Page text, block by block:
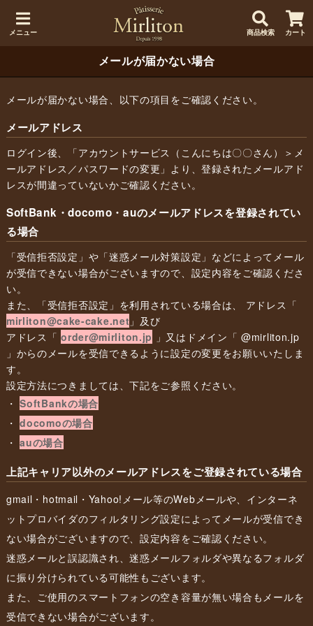
メニュー 商品検索 カート
メールが届かない場合
メールが届かない場合、以下の項目をご確認ください。
メールアドレス
ログイン後、「アカウントサービス（こんにちは〇〇さん）＞メ
ールアドレス／パスワードの変更」より、登録されたメールアド
レスが間違っていないかご確認ください。
SoftBank・docomo・auのメールアドレスを登録されてい
る場合
「受信拒否設定」や「迷惑メール対策設定」などによってメール
が受信できない場合がございますので、設定内容をご確認くださ
い。
また、「受信拒否設定」を利用されている場合は、 アドレス「
mirliton@cake-cake.net 」及び
アドレス「order@mirliton.jp 」又はドメイン「 @mirliton.jp
」からのメールを受信できるように設定の変更をお願いいたしま
す。
設定方法につきましては、下記をご参照ください。
・SoftBankの場合
・docomoの場合
・auの場合
上記キャリア以外のメールアドレスをご登録されている場合
gmail・hotmail・Yahoo!メール等のWebメールや、インターネ
ットプロバイダのフィルタリング設定によってメールが受信でき
ない場合がございますので、設定内容をご確認ください。
迷惑メールと誤認識され、迷惑メールフォルダや異なるフォルダ
に振り分けられている可能性もございます。
また、ご使用のスマートフォンの空き容量が無い場合もメールを
受信できない場合がございます。